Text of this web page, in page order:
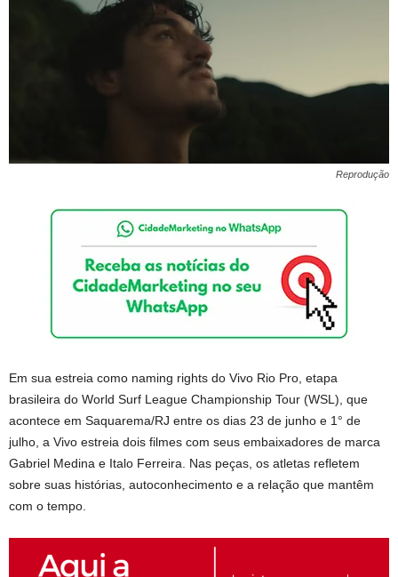
Reprodução
Em sua estreia como naming rights do Vivo Rio Pro, etapa
brasileira do World Surf League Championship Tour (WSL), que
acontece em Saquarema/RJ entre os dias 23 de junho e 1° de
julho, a Vivo estreia dois filmes com seus embaixadores de marca
Gabriel Medina e Italo Ferreira. Nas peças, os atletas refletem
sobre suas histórias, autoconhecimento e a relação que mantêm
com o tempo.